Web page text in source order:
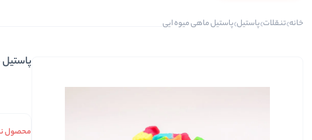
خانه تنقلات پاستیل پاستیل ماهی میوه ایی
محصول